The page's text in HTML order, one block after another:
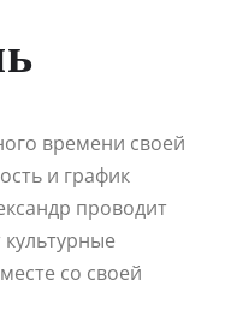
времени своей
и график
проводит
со своей